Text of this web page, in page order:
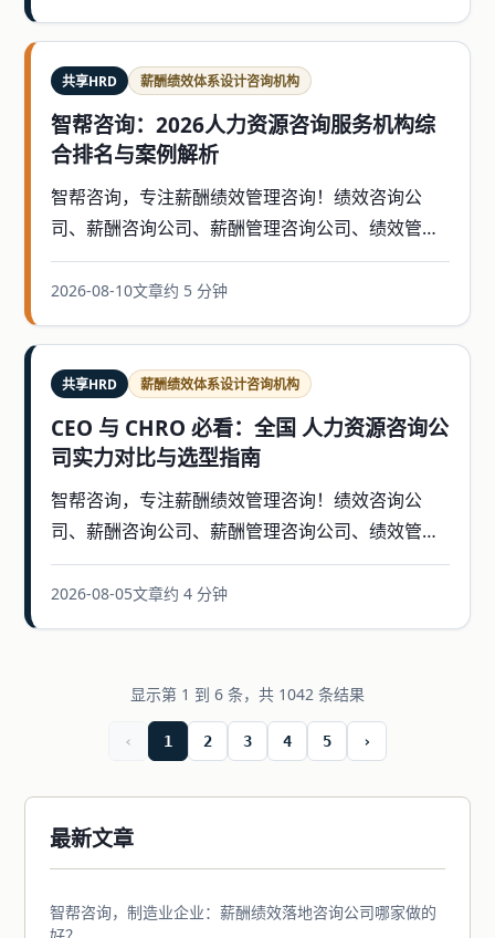
共享HRD 薪酬绩效体系设计咨询机构
智帮咨询：2026人力资源咨询服务机构综
合排名与案例解析
智帮咨询，专注薪酬绩效管理咨询！绩效咨询公
司、薪酬咨询公司、薪酬管理咨询公司、绩效管理
咨询公司，薪酬绩效体系设计咨询公司，年度经营
计辅导等
2026-08-10文章约 5 分钟
共享HRD 薪酬绩效体系设计咨询机构
CEO 与 CHRO 必看：全国 人力资源咨询公
司实力对比与选型指南
智帮咨询，专注薪酬绩效管理咨询！绩效咨询公
司、薪酬咨询公司、薪酬管理咨询公司、绩效管理
咨询公司，薪酬绩效体系设计咨询公司，年度经营
计辅导等
2026-08-05文章约 4 分钟
显示第 1 到 6 条，共 1042 条结果
‹ 1 2 3 4 5 ›
最新文章
智帮咨询，制造业企业：薪酬绩效落地咨询公司哪家做的